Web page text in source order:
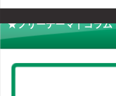
★フリーテーマ | コラム